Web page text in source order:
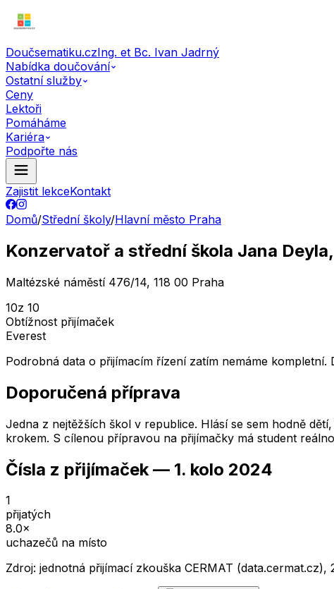
Doučsematiku.czIng. et Bc. Ivan Jadrný
Nabídka doučování
Ostatní služby
Ceny
Lektoři
Pomáháme
Kariéra
Podpořte nás
Zajistit lekceKontakt
Domů/Střední školy/Hlavní město Praha
Konzervatoř a střední škola Jana
Maltézské náměstí 476/14, 118 00 Praha
10z 10
Obtížnost přijímaček
Everest
Podrobná data o přijímacím řízení zatím nemáme
Doporučená příprava
Jedna z nejtěžších škol v republice. Hlásí se sem hodně
krokem. S cílenou přípravou na přijímačky má student
Čísla z přijímaček — 1. kolo 2024
1
přijatých
8.0×
uchazečů na místo
Zdroj: jednotná přijímací zkouška CERMAT (data.cermat.cz),